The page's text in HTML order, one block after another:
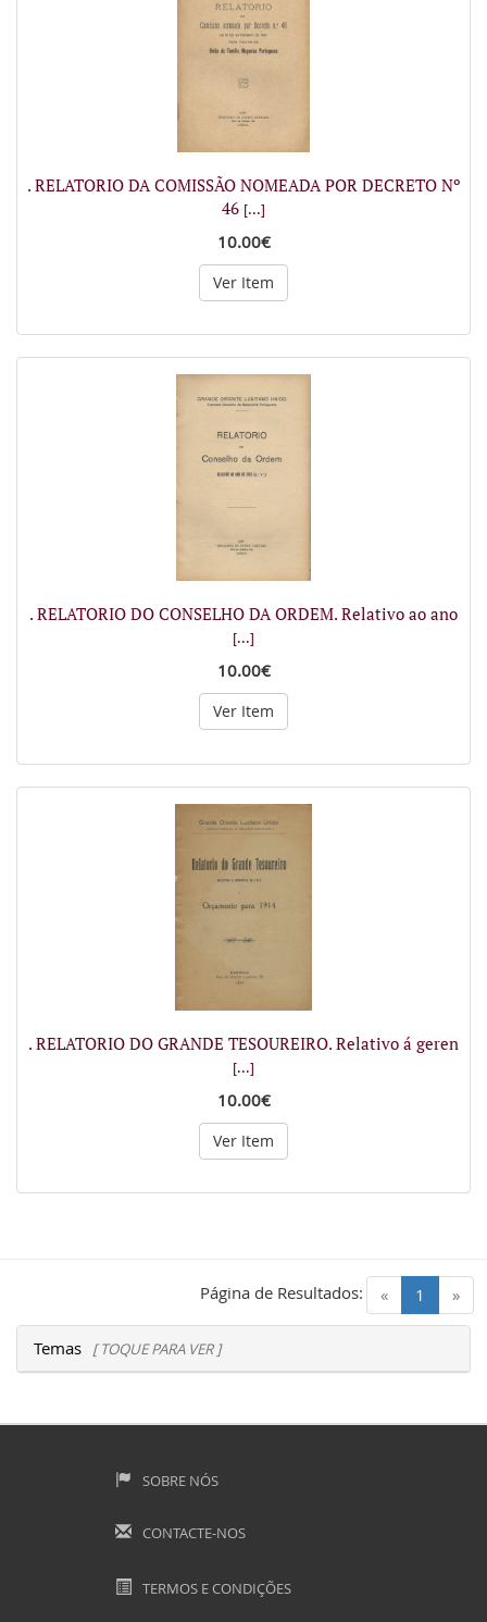
. RELATORIO DA COMISSÃO NOMEADA POR DECRETO Nº
46 [...]
10.00€
Ver Item
. RELATORIO DO CONSELHO DA ORDEM. Relativo ao ano
[...]
10.00€
Ver Item
. RELATORIO DO GRANDE TESOUREIRO. Relativo á geren
[...]
10.00€
Ver Item
« 1 (current)
»
Página de Resultados:
Temas [ TOQUE PARA VER ]
SOBRE NÓS
CONTACTE-NOS
TERMOS E CONDIÇÕES